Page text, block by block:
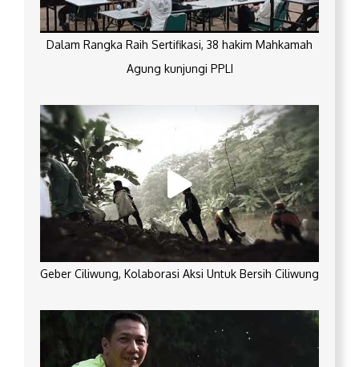
Dalam Rangka Raih Sertifikasi, 38 hakim Mahkamah
Agung kunjungi PPLI
Geber Ciliwung, Kolaborasi Aksi Untuk Bersih Ciliwung